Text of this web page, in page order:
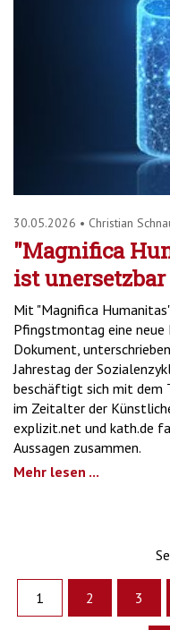
30.05.2026 • Christian
"Magnifica
ist unersetzbar
Mit "Magnifica
Pfingstmontag eine
Dokument,
Jahrestag der
beschäftigt sich mit dem
im Zeitalter der
explizit.net und kath.de
Aussagen zusammen.
Mehr lesen ...
1 2 3